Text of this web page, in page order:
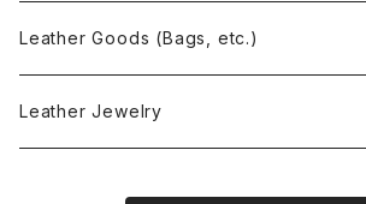
Leather Goods (Bags, etc.)
Leather Jewelry